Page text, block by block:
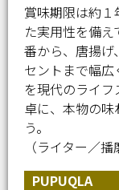
賞味期限は約
た実用性を備
番から、唐揚げ
セントまで幅
を現代のライ
卓に、本物の
う。
（ライター／播
PUPUQLA